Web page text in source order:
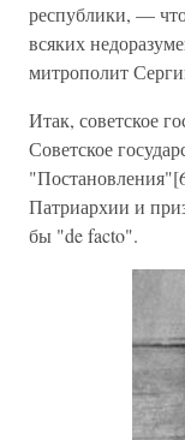
республики, —
всяких
митрополит
Итак, советское
Советское
Патриархии и
бы "de facto".